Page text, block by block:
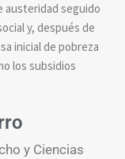
austeridad seguido
y, después de
inicial de pobreza
los subsidios
y Ciencias